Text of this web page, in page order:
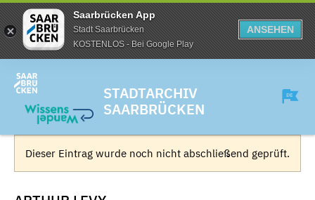
Saarbrücken App
Stadt Saarbrücken
KOSTENLOS - Bei Google Play
ANSEHEN
STADTARCHIV
SAARBRÜCKEN
Dieser Eintrag wurde noch nicht abschließend geprüft.